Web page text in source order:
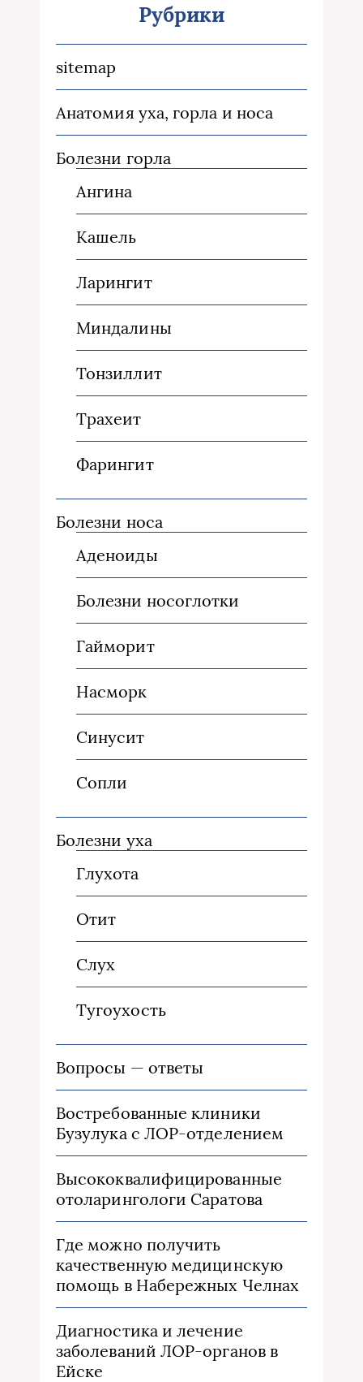
Рубрики
sitemap
Анатомия уха, горла и носа
Болезни горла
Ангина
Кашель
Ларингит
Миндалины
Тонзиллит
Трахеит
Фарингит
Болезни носа
Аденоиды
Болезни носоглотки
Гайморит
Насморк
Синусит
Сопли
Болезни уха
Глухота
Отит
Слух
Тугоухость
Вопросы — ответы
Востребованные клиники
Бузулука с ЛОР-отделением
Высококвалифицированные
отоларингологи Саратова
Где можно получить
качественную медицинскую
помощь в Набережных Челнах
Диагностика и лечение
заболеваний ЛОР-органов в
Ейске